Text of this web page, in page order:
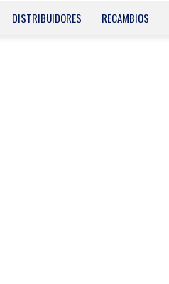
DISTRIBUIDORES RECAMBIOS